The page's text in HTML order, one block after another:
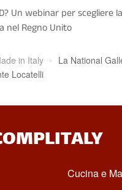
Un webinar per scegliere
nel Regno Unito
in Italy
La National
Locatelli
Cucina e